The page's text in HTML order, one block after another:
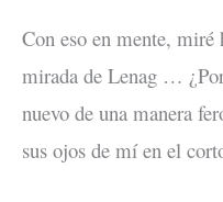
Con eso en mente,
mirada de Lenag …
nuevo de una manera
sus ojos de mí en el